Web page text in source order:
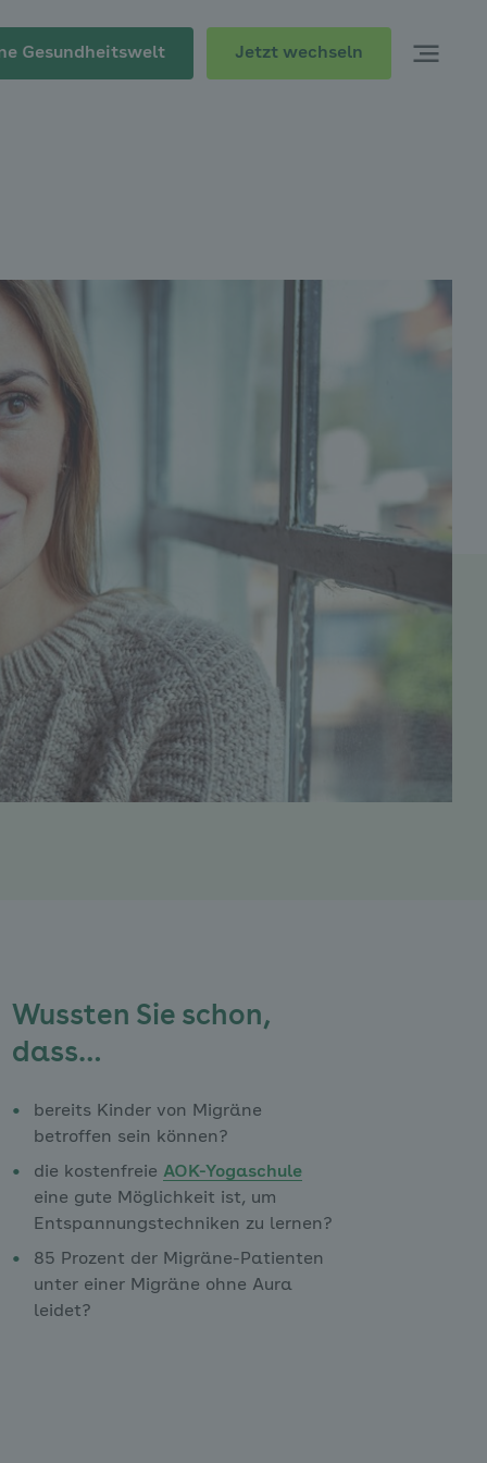
Gesundheitswelt Jetzt wechseln
Wussten Sie schon,
dass…
bereits Kinder von Migräne
betroffen sein können?
die kostenfreie AOK-Yogaschule
eine gute Möglichkeit ist, um
Entspannungstechniken zu lernen?
85 Prozent der Migräne-Patienten
unter einer Migräne ohne Aura
leidet?